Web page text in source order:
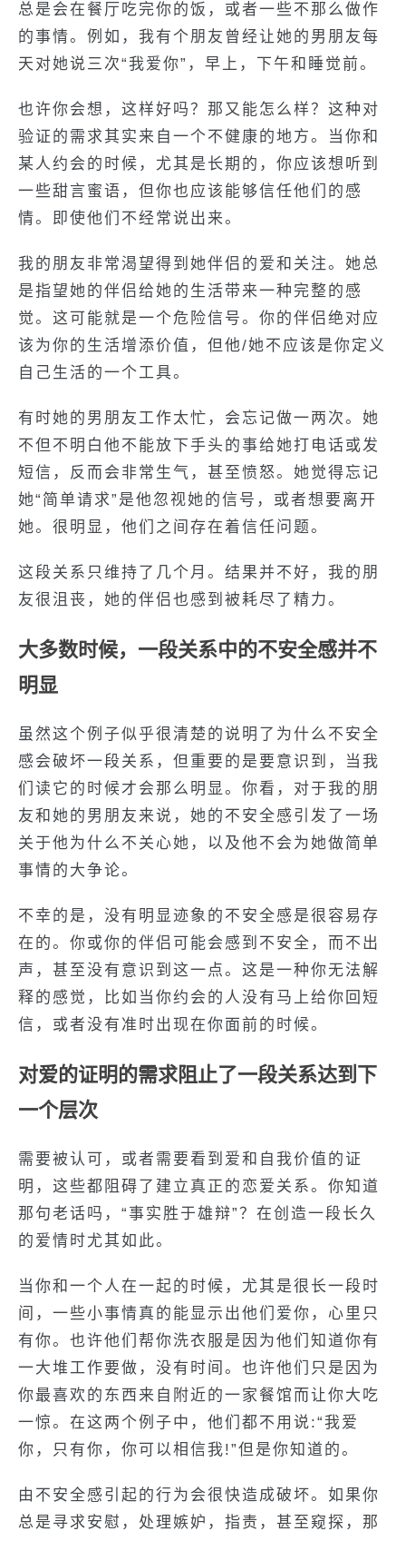
总是会在餐厅吃完你的饭，或者一些不那么做作
的事情。例如，我有个朋友曾经让她的男朋友每
天对她说三次“我爱你”，早上，下午和睡觉前。
也许你会想，这样好吗？那又能怎么样？这种对
验证的需求其实来自一个不健康的地方。当你和
某人约会的时候，尤其是长期的，你应该想听到
一些甜言蜜语，但你也应该能够信任他们的感
情。即使他们不经常说出来。
我的朋友非常渴望得到她伴侣的爱和关注。她总
是指望她的伴侣给她的生活带来一种完整的感
觉。这可能就是一个危险信号。你的伴侣绝对应
该为你的生活增添价值，但他/她不应该是你定义
自己生活的一个工具。
有时她的男朋友工作太忙，会忘记做一两次。她
不但不明白他不能放下手头的事给她打电话或发
短信，反而会非常生气，甚至愤怒。她觉得忘记
她“简单请求”是他忽视她的信号，或者想要离开
她。很明显，他们之间存在着信任问题。
这段关系只维持了几个月。结果并不好，我的朋
友很沮丧，她的伴侣也感到被耗尽了精力。
大多数时候，一段关系中的不安全感并不
明显
虽然这个例子似乎很清楚的说明了为什么不安全
感会破坏一段关系，但重要的是要意识到，当我
们读它的时候才会那么明显。你看，对于我的朋
友和她的男朋友来说，她的不安全感引发了一场
关于他为什么不关心她，以及他不会为她做简单
事情的大争论。
不幸的是，没有明显迹象的不安全感是很容易存
在的。你或你的伴侣可能会感到不安全，而不出
声，甚至没有意识到这一点。这是一种你无法解
释的感觉，比如当你约会的人没有马上给你回短
信，或者没有准时出现在你面前的时候。
对爱的证明的需求阻止了一段关系达到下
一个层次
需要被认可，或者需要看到爱和自我价值的证
明，这些都阻碍了建立真正的恋爱关系。你知道
那句老话吗，“事实胜于雄辩”？在创造一段长久
的爱情时尤其如此。
当你和一个人在一起的时候，尤其是很长一段时
间，一些小事情真的能显示出他们爱你，心里只
有你。也许他们帮你洗衣服是因为他们知道你有
一大堆工作要做，没有时间。也许他们只是因为
你最喜欢的东西来自附近的一家餐馆而让你大吃
一惊。在这两个例子中，他们都不用说:“我爱
你，只有你，你可以相信我!”但是你知道的。
由不安全感引起的行为会很快造成破坏。如果你
总是寻求安慰，处理嫉妒，指责，甚至窥探，那